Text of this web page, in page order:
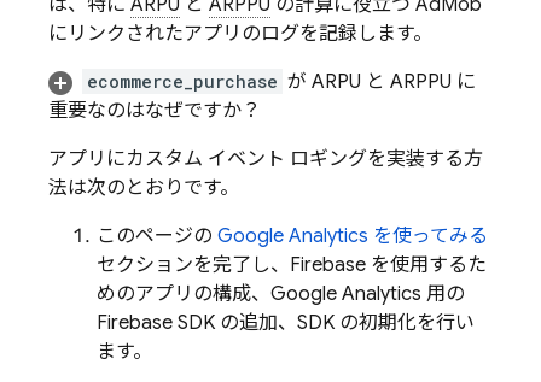
は、特に ARPU と ARPPU の計算に役立つ AdMob
にリンクされたアプリのログを記録します。
ecommerce_purchase が ARPU と ARPPU に
重要なのはなぜですか？
アプリにカスタム イベント ロギングを実装する方
法は次のとおりです。
このページの Google Analytics を使ってみる
セクションを完了し、Firebase を使用するた
めのアプリの構成、 Google Analytics 用の
Firebase SDK の追加、SDK の初期化を行い
ます。